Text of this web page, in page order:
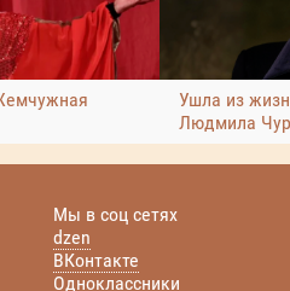
Ушла из
Людмила
Мы в соц сетях
dzen
ВКонтакте
Одноклассники